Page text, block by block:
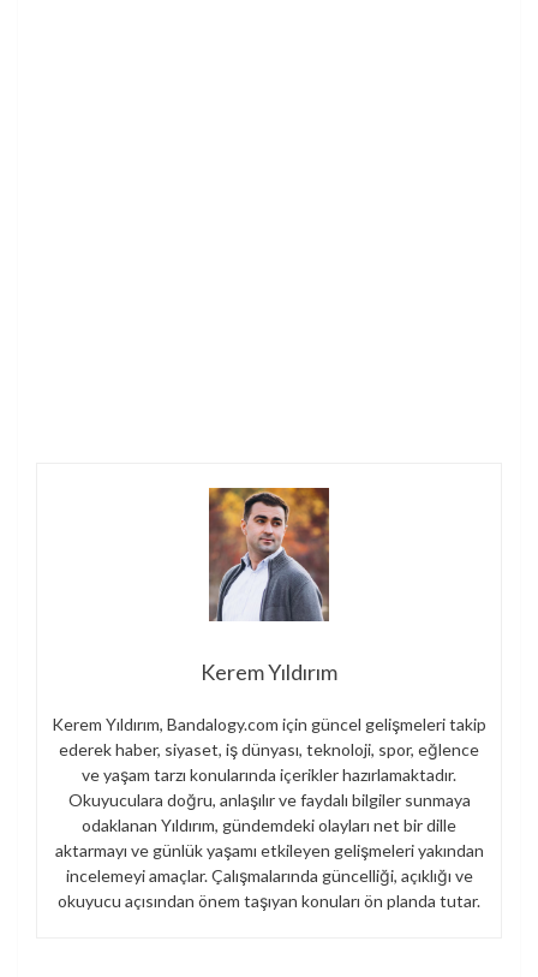
Kerem Yıldırım
Kerem Yıldırım, Bandalogy.com için güncel gelişmeleri takip
ederek haber, siyaset, iş dünyası, teknoloji, spor, eğlence
ve yaşam tarzı konularında içerikler hazırlamaktadır.
Okuyuculara doğru, anlaşılır ve faydalı bilgiler sunmaya
odaklanan Yıldırım, gündemdeki olayları net bir dille
aktarmayı ve günlük yaşamı etkileyen gelişmeleri yakından
incelemeyi amaçlar. Çalışmalarında güncelliği, açıklığı ve
okuyucu açısından önem taşıyan konuları ön planda tutar.